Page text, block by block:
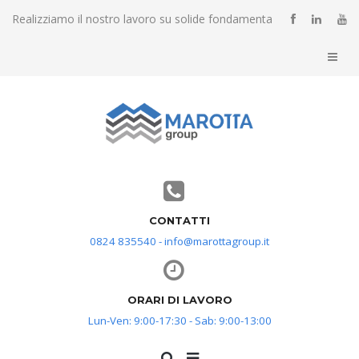
Realizziamo il nostro lavoro su solide fondamenta
CONTATTI
0824 835540 - info@marottagroup.it
ORARI DI LAVORO
Lun-Ven: 9:00-17:30 - Sab: 9:00-13:00